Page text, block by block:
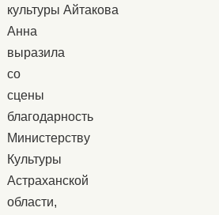
культуры Айтакова
Анна
выразила
со
сцены
благодарность
Министерству
Культуры
Астраханской
области,